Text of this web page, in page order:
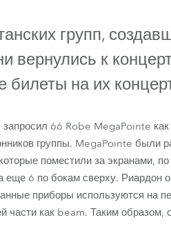
RoboSpot™
групп,
вернулись к
на их
66 Robe MegaPointe
группы. MegaPointe были
поместили за экранами,
6 по бокам сверху. Риардон
приборы используются на
как beam. Таким образом,